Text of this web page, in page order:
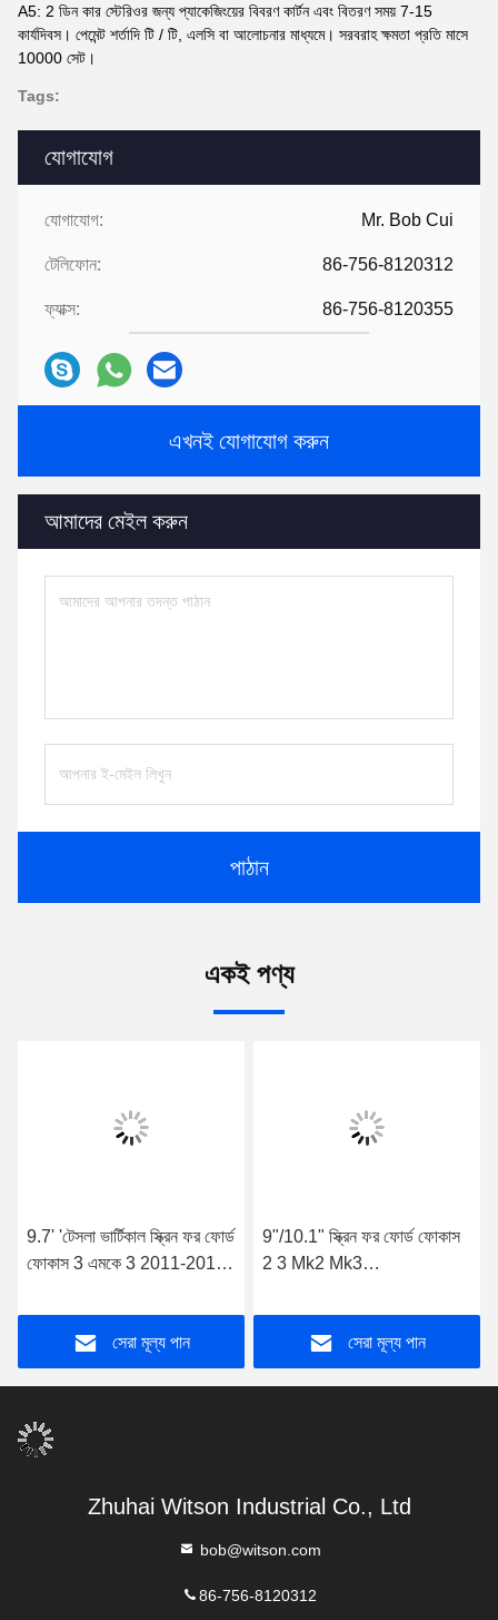
যোগাযোগ
যোগাযোগ: Mr. Bob Cui
টেলিফোন: 86-756-8120312
ফ্যাক্স: 86-756-8120355
এখনই যোগাযোগ করুন
আমাদের মেইল ​​করুন
পাঠান
A5: 2 ডিন কার স্টেরিওর জন্য প্যাকেজিংয়ের বিবরণ কার্টন এবং বিতরণ সময় 7-15
কার্যদিবস। পেমেন্ট শর্তাদি টি / টি, এলসি বা আলোচনার মাধ্যমে। সরবরাহ ক্ষমতা প্রতি মাসে
10000 সেট।
Tags:
একই পণ্য
9.7' 'টেসলা ভার্টিকাল স্ক্রিন ফর ফোর্ড
ফোকাস 3 এমকে 3 2011-2017
সেরা মূল্য পান
9"/10.1" স্ক্রিন ফর ফোর্ড ফোকাস
2 3 Mk2 Mk3
কার মাল্টিমিডিয়া স্টেরিও
সেরা মূল্য পান
Zhuhai Witson Industrial Co., Ltd
bob@witson.com
86-756-8120312